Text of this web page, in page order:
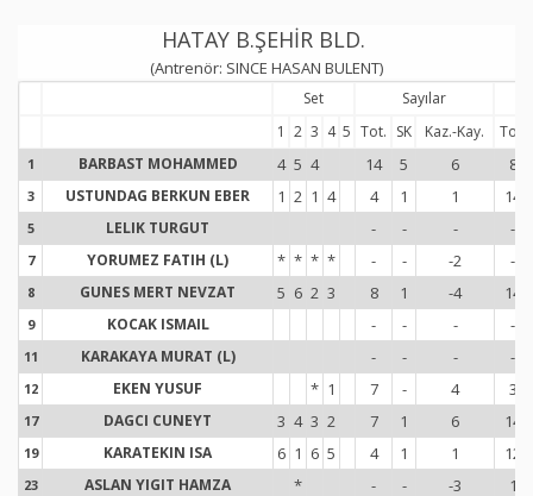
HATAY B.ŞEHİR BLD.
(Antrenör: SINCE HASAN BULENT)
Set Sayılar
1 2 3 4 5 Tot. SK Kaz.-Kay. Tot.
1 BARBAST MOHAMMED 4 5 4 14 5 6 8
3 USTUNDAG BERKUN EBER 1 2 1 4 4 1 1 14
5 LELIK TURGUT - - - -
7 YORUMEZ FATIH (L) * * * * - - -2 -
8 GUNES MERT NEVZAT 5 6 2 3 8 1 -4 14
9 KOCAK ISMAIL - - - -
11 KARAKAYA MURAT (L) - - - -
12 EKEN YUSUF * 1 7 - 4 3
17 DAGCI CUNEYT 3 4 3 2 7 1 6 14
19 KARATEKIN ISA 6 1 6 5 4 1 1 12
23 ASLAN YIGIT HAMZA * - - -3 1